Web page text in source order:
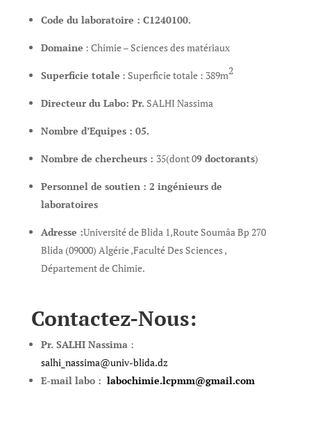
Code du laboratoire : C1240100.
Domaine : Chimie – Sciences des matériaux
Superficie totale : Superficie totale : 389m2
Directeur du Labo: Pr. SALHI Nassima
Nombre d’Equipes : 05.
Nombre de chercheurs : 35(dont 09 doctorants)
Personnel de soutien: 2 ingénieurs de
laboratoires
Adresse :Université de Blida 1,Route Soumâa Bp 270
Blida (09000) Algérie ,Faculté Des Sciences ,
Département de Chimie.
Contactez-Nous:
Pr. SALHI Nassima :
salhi_nassima@univ-blida.dz
E-mail labo : labochimie.lcpmm@gmail.com